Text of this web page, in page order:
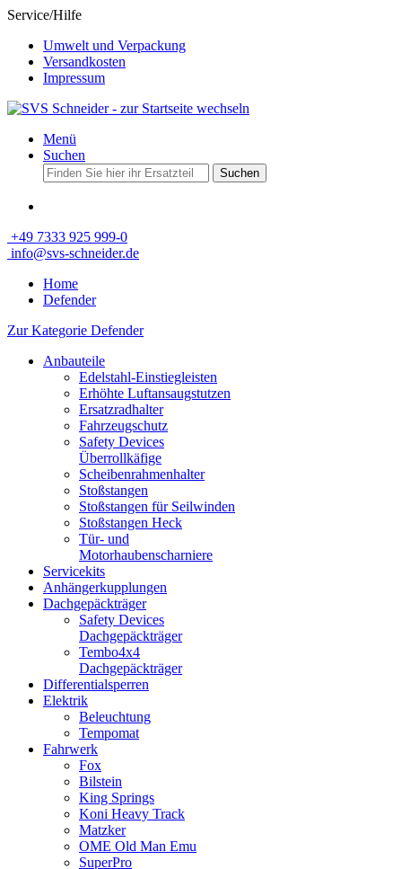
Service/Hilfe
Umwelt und Verpackung
Versandkosten
Impressum
Menü
Suchen
Suchen
+49 7333 925 999-0
info@svs-schneider.de
Home
Defender
Zur Kategorie Defender
Anbauteile
Edelstahl-Einstiegleisten
Erhöhte Luftansaugstutzen
Ersatzradhalter
Fahrzeugschutz
Safety Devices
Überrollkäfige
Scheibenrahmenhalter
Stoßstangen
Stoßstangen für Seilwinden
Stoßstangen Heck
Tür- und
Motorhaubenscharniere
Servicekits
Anhängerkupplungen
Dachgepäckträger
Safety Devices
Dachgepäckträger
Tembo4x4
Dachgepäckträger
Differentialsperren
Elektrik
Beleuchtung
Tempomat
Fahrwerk
Fox
Bilstein
King Springs
Koni Heavy Track
Matzker
OME Old Man Emu
SuperPro